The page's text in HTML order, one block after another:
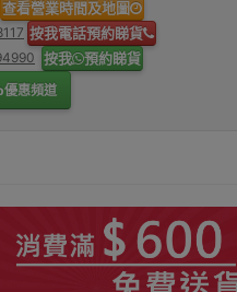
查看營業時間及地圖
按我電話預約睇貨
按我 預約睇貨
惠頻道